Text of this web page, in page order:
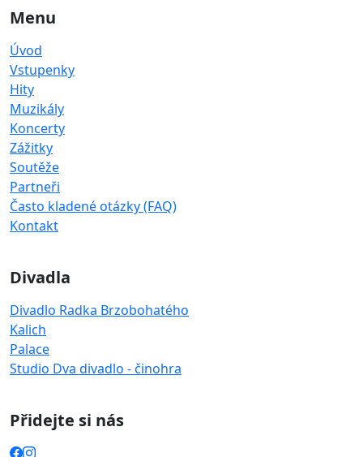
Menu
Úvod
Vstupenky
Hity
Muzikály
Koncerty
Zážitky
Soutěže
Partneři
Často kladené otázky (FAQ)
Kontakt
Divadla
Divadlo Radka Brzobohatého
Kalich
Palace
Studio Dva divadlo - činohra
Přidejte si nás